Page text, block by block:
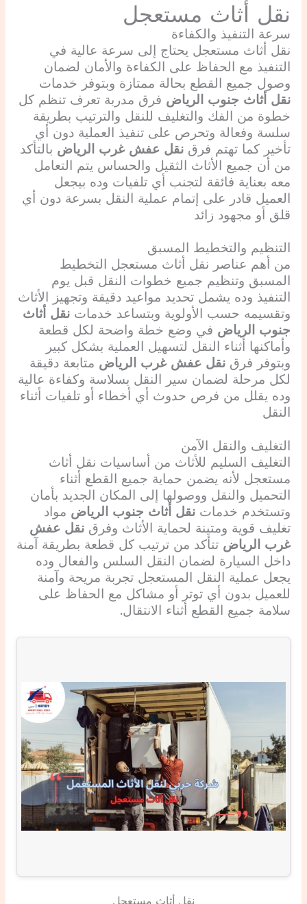
نقل أثاث مستعجل
سرعة التنفيذ والكفاءة
نقل أثاث مستعجل يحتاج إلى سرعة عالية في
التنفيذ مع الحفاظ على الكفاءة والأمان لضمان
وصول جميع القطع بحالة ممتازة وبتوفر خدمات
نقل أثاث جنوب الرياض فرق مدربة تعرف تنظم كل
خطوة من الفك والتغليف للنقل والترتيب بطريقة
سلسة وفعالة وتحرص على تنفيذ العملية دون أي
تأخير كما تهتم فرق نقل عفش غرب الرياض بالتأكد
من أن جميع الأثاث الثقيل والحساس يتم التعامل
معه بعناية فائقة لتجنب أي تلفيات وده بيجعل
العميل قادر على إتمام عملية النقل بسرعة دون أي
قلق أو مجهود زائد
التنظيم والتخطيط المسبق
من أهم عناصر نقل أثاث مستعجل التخطيط
المسبق وتنظيم جميع خطوات النقل قبل يوم
التنفيذ وده يشمل تحديد مواعيد دقيقة وتجهيز الأثاث
وتقسيمه حسب الأولوية وبتساعد خدمات نقل أثاث
جنوب الرياض في وضع خطة واضحة لكل قطعة
وأماكنها أثناء النقل لتسهيل العملية بشكل كبير
وبتوفر فرق نقل عفش غرب الرياض متابعة دقيقة
لكل مرحلة لضمان سير النقل بسلاسة وكفاءة عالية
وده يقلل من فرص حدوث أي أخطاء أو تلفيات أثناء
النقل
التغليف والنقل الآمن
التغليف السليم للأثاث من أساسيات نقل أثاث
مستعجل لأنه يضمن حماية جميع القطع أثناء
التحميل والنقل ووصولها إلى المكان الجديد بأمان
وتستخدم خدمات نقل أثاث جنوب الرياض مواد
تغليف قوية ومتينة لحماية الأثاث وفرق نقل عفش
غرب الرياض تتأكد من ترتيب كل قطعة بطريقة آمنة
داخل السيارة لضمان النقل السلس والفعال وده
يجعل عملية النقل المستعجل تجربة مريحة وآمنة
للعميل بدون أي توتر أو مشاكل مع الحفاظ على
سلامة جميع القطع أثناء الانتقال.
نقل أثاث مستعجل